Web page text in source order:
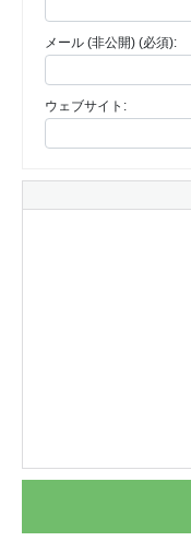
メール (非公開) (必須):
ウェブサイト: